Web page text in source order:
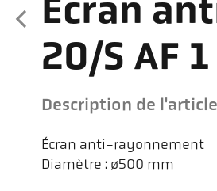
Écran
20/S AF 1
Description de l'article
Écran anti-rayonnement
Diamètre : ø500 mm